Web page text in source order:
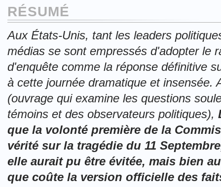
RÉSUMÉ
Aux États-Unis, tant les leaders
médias se sont empressés d'adopter le
d'enquête comme la réponse définitive
à cette journée dramatique et insensée.
(ouvrage qui examine les questions
témoins et des observateurs politiques),
que la volonté première de la
vérité sur la tragédie du 11
elle aurait pu être évitée, mais bien
que coûte la version officielle des